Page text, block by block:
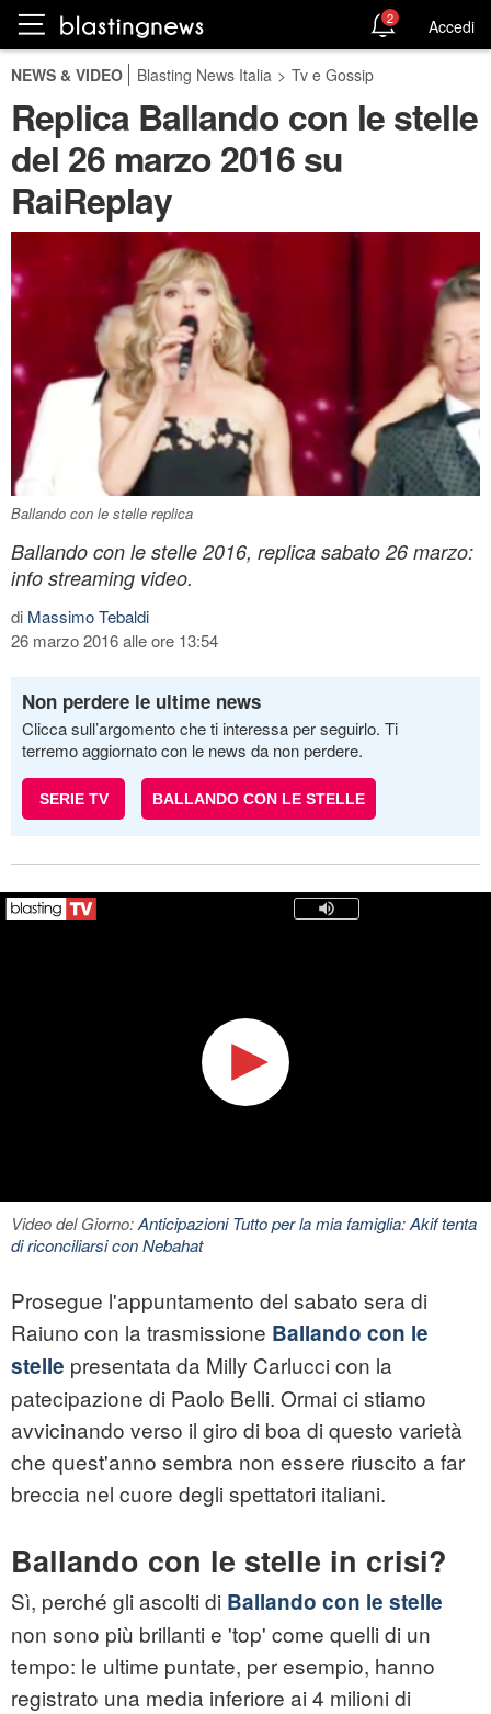
2 Accedi
NEWS & VIDEO Blasting News Italia > Tv e Gossip
Replica Ballando con le stelle
del 26 marzo 2016 su
RaiReplay
Ballando con le stelle replica
Ballando con le stelle 2016, replica sabato 26 marzo:
info streaming video.
di Massimo Tebaldi
26 marzo 2016 alle ore 13:54
Non perdere le ultime news
Clicca sull’argomento che ti interessa per seguirlo. Ti
terremo aggiornato con le news da non perdere.
SERIE TV BALLANDO CON LE STELLE
Video del Giorno:Anticipazioni Tutto per la mia famiglia: Akif tenta
di riconciliarsi con Nebahat
Prosegue l'appuntamento del sabato sera di
Raiuno con la trasmissione Ballando con le
stelle presentata da Milly Carlucci con la
patecipazione di Paolo Belli. Ormai ci stiamo
avvicinando verso il giro di boa di questo varietà
che quest'anno sembra non essere riuscito a far
breccia nel cuore degli spettatori italiani.
Ballando con le stelle in crisi?
Sì, perché gli ascolti di Ballando con le stelle
non sono più brillanti e 'top' come quelli di un
tempo: le ultime puntate, per esempio, hanno
registrato una media inferiore ai 4 milioni di